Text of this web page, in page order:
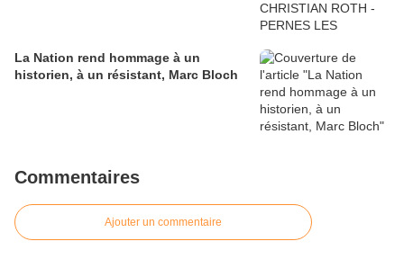
La Nation rend hommage à un
historien, à un résistant, Marc Bloch
Commentaires
Ajouter un commentaire